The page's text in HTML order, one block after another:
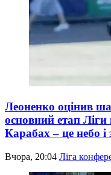
Леоненко оцінив
основний етап
Карабах – це небо і
Вчора, 20:04 Ліга